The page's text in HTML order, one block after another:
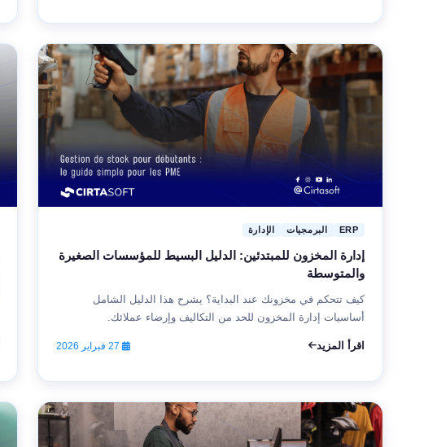
ERP البرمجيات الإدارة
إدارة المخزون للمبتدئين: الدليل البسيط للمؤسسات الصغيرة
والمتوسطة
كيف تتحكم في مخزونك عند البداية؟ يشرح هذا الدليل الشامل
أساسيات إدارة المخزون للحد من التكاليف وإرضاء عملائك.
اقرأ المزيد